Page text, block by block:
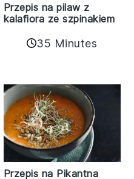
Przepis na pilaw z
kalafiora ze szpinakiem
35 Minutes
Przepis na Pikantna